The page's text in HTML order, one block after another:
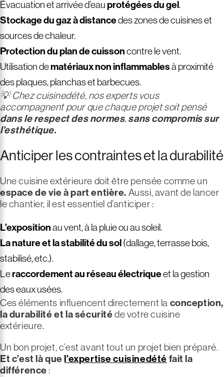
Évacuation et arrivée d’eauprotégées du gel.
Stockage du gaz à distancedes zones de cuisines et
sources de chaleur.
Protection du plan de cuissoncontre le vent.
Utilisation dematériauxnon inflammablesà proximité
des plaques, planchas et barbecues.
💡 Chez cuisinedété, nos experts vous
accompagnent pour que chaque projet soit pensé
dans le respect des normes, sans compromis sur
l’esthétique.
Anticiper les contraintes et la durabilité
Une cuisine extérieure doit être pensée comme un
espace de vie à part entière. Aussi,avant de lancer
le chantier, il est essentiel d’anticiper :
L’expositionau vent, à la pluie ou au soleil.
La nature et la stabilité du sol(dallage, terrasse bois,
stabilisé, etc.).
Leraccordement au réseau électriqueet la gestion
des eaux usées.
Ces éléments influencent directement la conception,
la durabilité et la sécuritéde votre cuisine
extérieure.
Un bon projet, c’est avant tout un projet bien préparé.
Et c’est là quel’expertise cuisinedété fait la
différence :